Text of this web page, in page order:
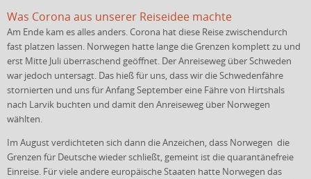
Was Corona aus unserer Reiseidee machte
Am Ende kam es alles anders. Corona hat diese Reise zwischendurch
fast platzen lassen. Norwegen hatte lange die Grenzen komplett zu und
erst Mitte Juli überraschend geöffnet. Der Anreiseweg über Schweden
war jedoch untersagt. Das hieß für uns, dass wir die Schwedenfähre
stornierten und uns für Anfang September eine Fähre von Hirtshals
nach Larvik buchten und damit den Anreiseweg über Norwegen
wählten.
Im August verdichteten sich dann die Anzeichen, dass Norwegen die
Grenzen für Deutsche wieder schließt, gemeint ist die quarantänefreie
Einreise. Für viele andere europäische Staaten hatte Norwegen das